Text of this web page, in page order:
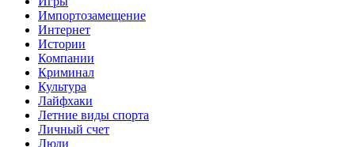
Импортозамещение
Интернет
Истории
Компании
Криминал
Культура
Лайфхаки
Летние виды спорта
Личный счет
Люди